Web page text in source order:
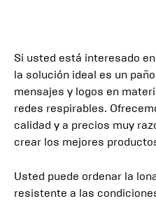
Si usted está interesado
la solución ideal es un
mensajes y logos en
redes respirables.
calidad y a precios muy
crear los mejores
Usted puede ordenar la
resistente a las